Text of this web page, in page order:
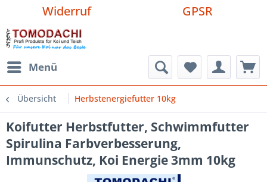
Widerruf GPSR
Menü
Übersicht Herbstenergiefutter 10kg
Koifutter Herbstfutter, Schwimmfutter
Spirulina Farbverbesserung,
Immunschutz, Koi Energie 3mm 10kg